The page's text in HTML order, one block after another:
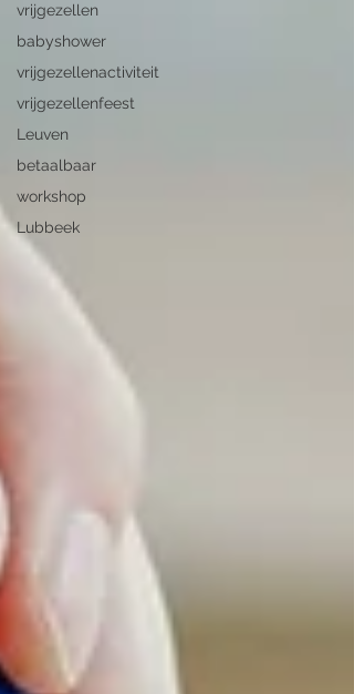
vrijgezellen
babyshower
vrijgezellenactiviteit
vrijgezellenfeest
Leuven
betaalbaar
workshop
Lubbeek